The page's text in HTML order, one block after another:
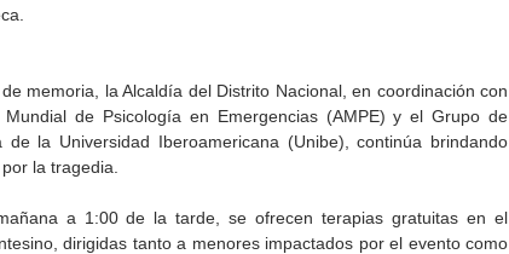
memoria, la Alcaldía del Distrito Nacional, en coordinación con
de Psicología en Emergencias (AMPE) y el Grupo de
la Universidad Iberoamericana (Unibe), continúa brindando
la tragedia.
a 1:00 de la tarde, se ofrecen terapias gratuitas en el
dirigidas tanto a menores impactados por el evento como